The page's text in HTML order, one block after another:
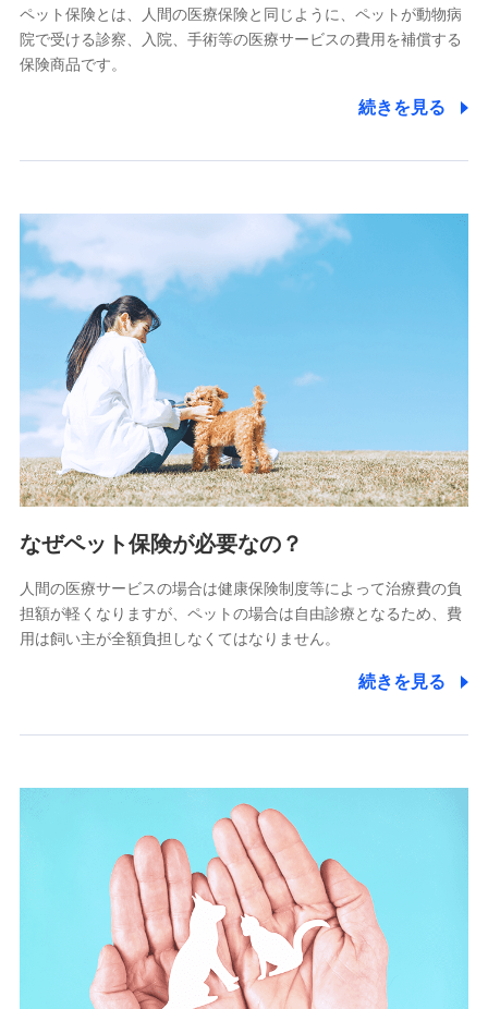
■少額短期保険
株式会社アシロ少額短期保険
(https://kailash.co.jp/)
スマートプラス少額短期保険株式会社
（https://www.smartplus-insurance.com/）
チューリッヒ少額短期保険株式会社
(https://www.zurichssi.co.jp/)
Tokio Marine X少額短期保険株式会社
(https://www.tokiomarine-x.co.jp/)
ペットメディカルサポート株式会社
(https://pshoken.co.jp/)
リトルファミリー少額短期保険株式会社
(https://www.littlefamily-ssi.com/)
2.共同募集を行う代理店から受領する個人情報
郵便、電話、およびＥメール等により、当社と取引のあるも
しくは委託を受けている保険会社・提携会社の保険その他に
た維持管理等の委託業務遂行のため、またそれらに付帯、関
連する当社および提携会社のサービスを案内、提供するため
（なお、当社は複数の保険会社と取引があり、取得した個人
情報を取引のある他の保険会社の商品・サービスをご提案す
るために利用させていただくことがあります。）
上記に係る連絡・手続き・管理等付帯業務を行うため
上記に係る連絡・手続き・管理等付帯業務を行うため
4.家族・友達紹介にて取得した個人情報
被紹介者への連絡、及び当社と取引のあるもしくは委託を受
けている保険会社・提携会社の保険その他に関する情報を提
供し、金融商品等の契約を勧奨するため
アンケートやキャンペーン等の実施のため
上記に係る連絡・手続き・管理等付帯業務を行うため
ペット保険とは、人間の医療保険と同じように、ペットが動物病
院で受ける診察、入院、手術等の医療サービスの費用を補償する
保険商品です。
続きを見る
なぜペット保険が必要なの？
人間の医療サービスの場合は健康保険制度等によって治療費の負
担額が軽くなりますが、ペットの場合は自由診療となるため、費
用は飼い主が全額負担しなくてはなりません。
続きを見る